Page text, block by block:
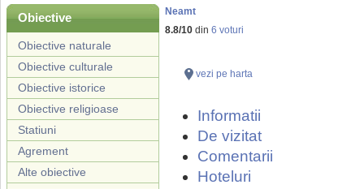
Obiective
Obiective naturale
Obiective culturale
Obiective istorice
Obiective religioase
Statiuni
Agrement
Alte obiective
Neamt
8.8/10 din 6 voturi
vezi pe harta
Informatii
De vizitat
Comentarii
Hoteluri